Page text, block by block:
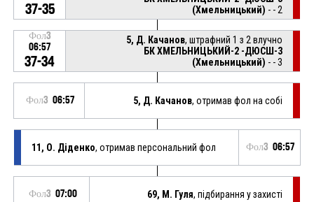
37-35
(Хмельницький) - - 2
Фол3
06:57
37-34
5, Д. Качанов, штрафний 1 з 2 влучно
БК ХМЕЛЬНИЦЬКИЙ-2 -ДЮСШ-3
(Хмельницький) - - 3
Фол3 06:57 5, Д. Качанов, отримав фол на собі
11, О. Діденко, отримав персональний фол Фол3 06:57
Фол3 07:00 69, М. Гуля, підбирання у захисті